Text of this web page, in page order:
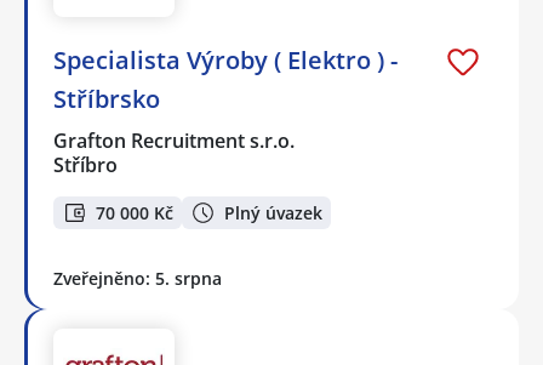
Specialista Výroby ( Elektro ) -
Stříbrsko
Grafton Recruitment s.r.o.
Stříbro
70 000 Kč Plný úvazek
Zveřejněno: 5. srpna